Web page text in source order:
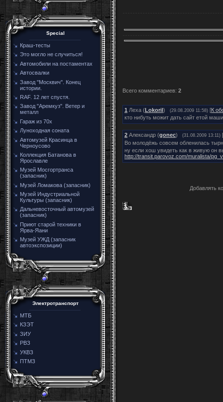
Special
Краш-тесты
Это могло не случиться!
Автомобили на постаментах
Автосвалки
Завод "Москвич". Конец
истории.
RAF. 12 лет спустя.
Завод "Аремкуз". Ветер и
металл
Гараж из 70х
Луноходная соната
Автомузей Красинца в
Черноусово
Коллекция Батанова в
Ярославле
Музей Мосгортранса
(запасник)
Музей Ломакова (запасник)
Музей Индустриальной
Культуры (запасник)
Дальневосточный автомузей
(запасник)
Приют старой техники в
Ярва-Яани
Музей УЖД (запасник
автоэкспозиции)
Электротранспорт
МТБ
КЗЭТ
ЗИУ
РВЗ
УКВЗ
ПТМЗ
Всего комментариев: 2
1 Леха (Lokoril) (29.08.2009 11:58) [К
кто нибуть можит дать сайт етой
2 Александр (gonec) (31.08.2009 13:11) [
Во молодёжь совсем обленилась
ну если хош увидеть как в живую он
http://transit.parovoz.com/muralista/
Добавлять